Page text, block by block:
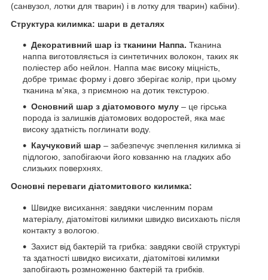
(санвузол, лотки для тварин) і в лотку для тварин) кабіни).
Структура килимка: шари в деталях
Декоративний шар із тканини Наппа. Тканина
наппа виготовляється із синтетичних волокон, таких як
поліестер або нейлон. Наппа має високу міцність,
добре тримає форму і довго зберігає колір, при цьому
тканина м'яка, з приємною на дотик текстурою.
Основний шар з діатомового мулу – це гірська
порода із залишків діатомових водоростей, яка має
високу здатність поглинати воду.
Каучуковий шар – забезпечує зчеплення килимка зі
підлогою, запобігаючи його ковзанню на гладких або
слизьких поверхнях.
Основні переваги діатомитового килимка:
Швидке висихання: завдяки численним порам
матеріалу, діатомітові килимки швидко висихають після
контакту з вологою.
Захист від бактерій та грибка: завдяки своїй структурі
та здатності швидко висихати, діатомітові килимки
запобігають розмноженню бактерій та грибків.